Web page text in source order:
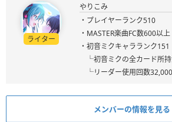
ライター
やりこみ
・プレイヤーランク510
・MASTER楽曲FC数600以上
・初音ミクキャラランク151
└初音ミクの全カード所持
└リーダー使用回数
メンバーの情報を見る